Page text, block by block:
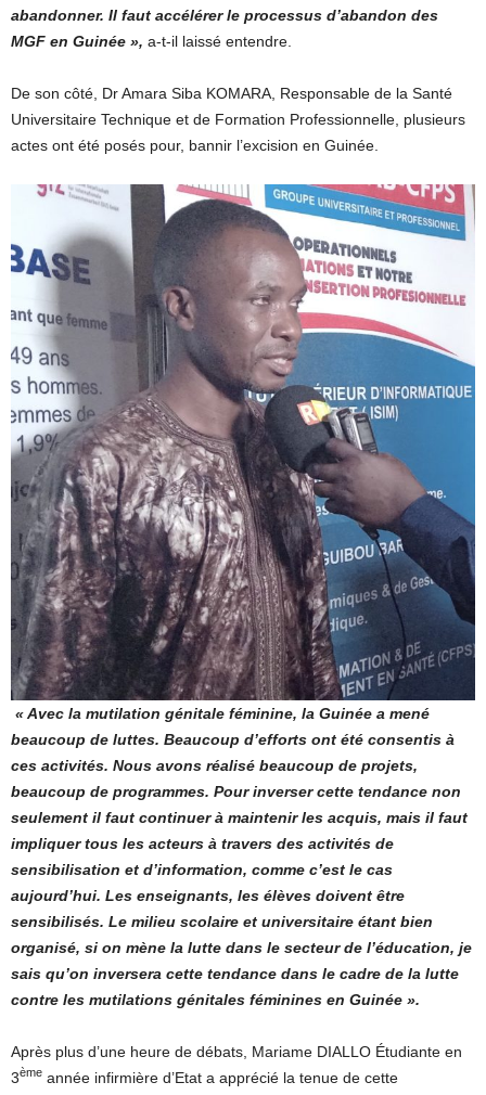
abandonner. Il faut accélérer le processus d’abandon des
MGF en Guinée », a-t-il laissé entendre.
De son côté, Dr Amara Siba KOMARA, Responsable de la Santé
Universitaire Technique et de Formation Professionnelle, plusieurs
actes ont été posés pour, bannir l’excision en Guinée.
« Avec la mutilation génitale féminine, la Guinée a mené
beaucoup de luttes. Beaucoup d’efforts ont été consentis à
ces activités. Nous avons réalisé beaucoup de projets,
beaucoup de programmes. Pour inverser cette tendance non
seulement il faut continuer à maintenir les acquis, mais il faut
impliquer tous les acteurs à travers des activités de
sensibilisation et d’information, comme c’est le cas
aujourd’hui. Les enseignants, les élèves doivent être
sensibilisés. Le milieu scolaire et universitaire étant bien
organisé, si on mène la lutte dans le secteur de l’éducation, je
sais qu’on inversera cette tendance dans le cadre de la lutte
contre les mutilations génitales féminines en Guinée ».
Après plus d’une heure de débats, Mariame DIALLO Étudiante en
3ème année infirmière d’Etat a apprécié la tenue de cette